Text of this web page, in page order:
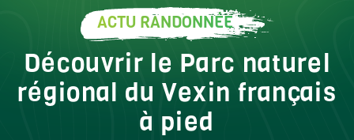
ACTU RANDONNÉE
Découvrir le Parc naturel
régional du Vexin français
à pied